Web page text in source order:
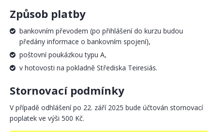
Způsob platby
bankovním převodem (po přihlášení do kurzu budou
předány informace o bankovním spojení),
poštovní poukázkou typu A,
v hotovosti na pokladně Střediska Teiresiás.
Stornovací podmínky
V případě odhlášení po 22. září 2025 bude účtován stornovací
poplatek ve výši 500 Kč.